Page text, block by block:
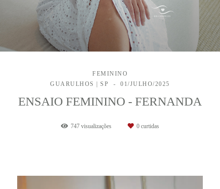
FEMININO
GUARULHOS | SP
01/JULHO/2025
ENSAIO FEMININO - FERNANDA
747 visualizações 0 curtidas